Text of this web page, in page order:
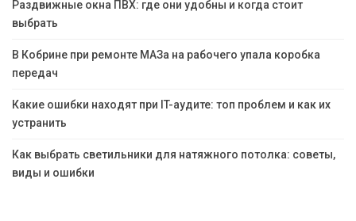
Раздвижные окна ПВХ: где они удобны и когда стоит
выбрать
В Кобрине при ремонте МАЗа на рабочего упала коробка
передач
Какие ошибки находят при IT-аудите: топ проблем и как их
устранить
Как выбрать светильники для натяжного потолка: советы,
виды и ошибки